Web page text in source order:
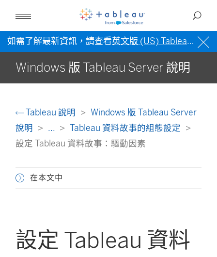
如需了解最新資訊，請查看英文版 (US) Tableau 說明
Windows 版 Tableau Server 說明
Tableau 說明
Windows 版 Tableau Server
說明
...
Tableau 資料故事的組態設定
設定 Tableau 資料故事：驅動因素
在本文中
設定 Tableau 資料